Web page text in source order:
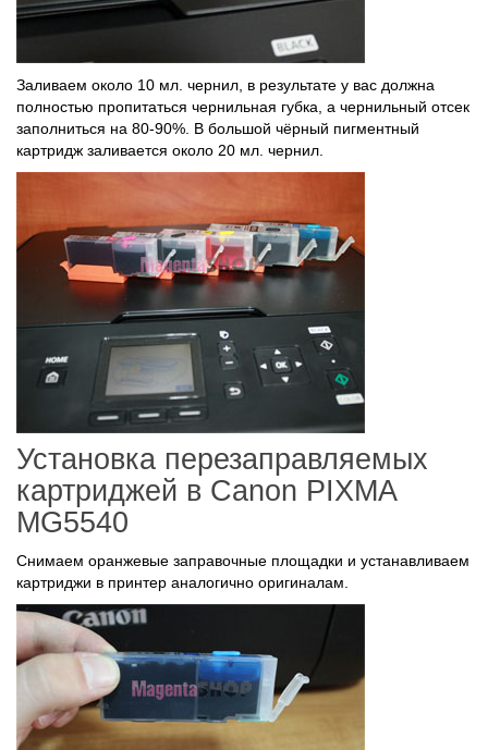
Заливаем около 10 мл. чернил, в результате у вас должна
полностью пропитаться чернильная губка, а чернильный отсек
заполниться на 80-90%. В большой чёрный пигментный
картридж заливается около 20 мл. чернил.
Установка перезаправляемых
картриджей в Canon PIXMA
MG5540
Снимаем оранжевые заправочные площадки и устанавливаем
картриджи в принтер аналогично оригиналам.